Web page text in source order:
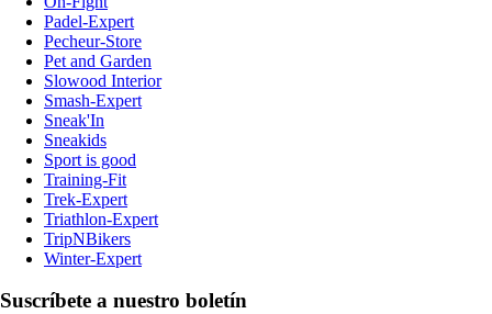
Padel-Expert
Pecheur-Store
Pet and Garden
Slowood Interior
Smash-Expert
Sneak'In
Sneakids
Sport is good
Training-Fit
Trek-Expert
Triathlon-Expert
TripNBikers
Winter-Expert
Suscríbete a nuestro boletín